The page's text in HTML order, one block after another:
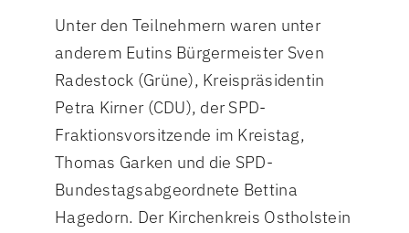
Unter den Teilnehmern waren unter
anderem Eutins Bürgermeister Sven
Radestock (Grüne), Kreispräsidentin
Petra Kirner (CDU), der SPD-
Fraktionsvorsitzende im Kreistag,
Thomas Garken und die SPD-
Bundestagsabgeordnete Bettina
Hagedorn. Der Kirchenkreis Ostholstein